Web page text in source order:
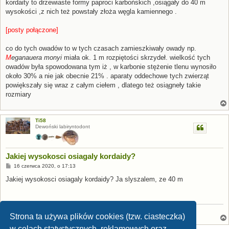
Strona ta używa plików cookies (tzw. ciasteczka)
kordaity to drzewiaste formy paproci karbońskich ,osiągały do 40 m
wysokości ,z nich też powstały złoża węgla kamiennego .
[posty połączone]
co do tych owadów to w tych czasach zamieszkiwały owady np.
Meganauera monyi miała ok. 1 m rozpiętości skrzydeł. wielkość tych
owadów była spowodowana tym iż , w karbonie stężenie tlenu wynosiło
około 30% a nie jak obecnie 21% . aparaty oddechowe tych zwierząt
powiększały się wraz z całym ciełem , dlatego też osiągneły takie
rozmiary
Ti58
Dewoński labiryntodont
Jakiej wysokosci osiagaly kordaidy?
P
s
16 czerwca 2020, o 17:13
Jakiej wysokosci osiagaly kordaidy? Ja slyszalem, ze 40 m